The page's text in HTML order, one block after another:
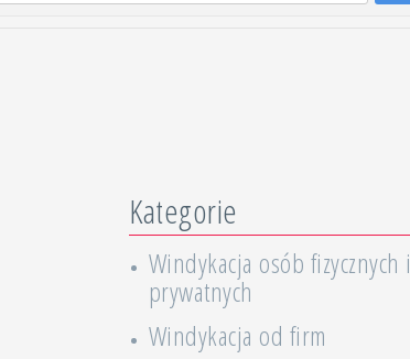
Kategorie
Windykacja osób fizycznych i
prywatnych
Windykacja od firm